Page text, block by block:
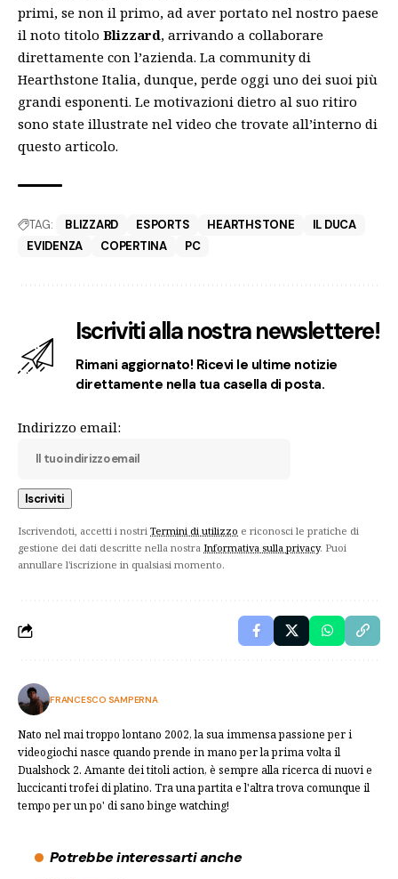
primi, se non il primo, ad aver portato nel nostro paese
il noto titolo Blizzard, arrivando a collaborare
direttamente con l’azienda. La community di
Hearthstone Italia, dunque, perde oggi uno dei suoi più
grandi esponenti. Le motivazioni dietro al suo ritiro
sono state illustrate nel video che trovate all’interno di
questo articolo.
TAG: BLIZZARD ESPORTS HEARTHSTONE
IL DUCA
EVIDENZA
COPERTINA PC
Iscriviti alla nostra newslettere!
Rimani aggiornato! Ricevi le ultime notizie
direttamente nella tua casella di posta.
Indirizzo email:
Iscrivendoti, accetti i nostri Termini di utilizzo e riconosci le pratiche di
gestione dei dati descritte nella nostra Informativa sulla privacy. Puoi
annullare l'iscrizione in qualsiasi momento.
FRANCESCO SAMPERNA
Nato nel mai troppo lontano 2002, la sua immensa passione per i
videogiochi nasce quando prende in mano per la prima volta il
Dualshock 2. Amante dei titoli action, è sempre alla ricerca di nuovi e
luccicanti trofei di platino. Tra una partita e l'altra trova comunque il
tempo per un po' di sano binge watching!
Potrebbe interessarti anche